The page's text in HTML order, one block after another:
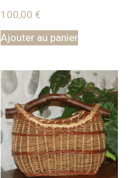
100,00 €
Ajouter au panier